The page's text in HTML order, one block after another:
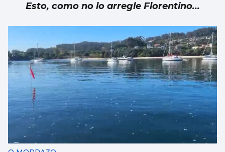
Esto, como no lo arregle Florentino...